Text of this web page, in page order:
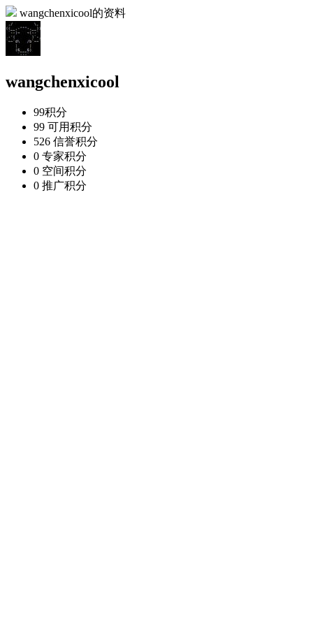
wangchenxicool的资料
wangchenxicool
99积分
99 可用积分
526 信誉积分
0 专家积分
0 空间积分
0 推广积分